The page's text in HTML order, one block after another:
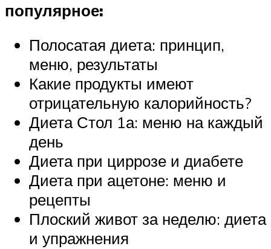
популярное:
Полосатая диета: принцип,
меню, результаты
Какие продукты имеют
отрицательную калорийность?
Диета Стол 1а: меню на каждый
день
Диета при циррозе и диабете
Диета при ацетоне: меню и
рецепты
Плоский живот за неделю: диета
и упражнения